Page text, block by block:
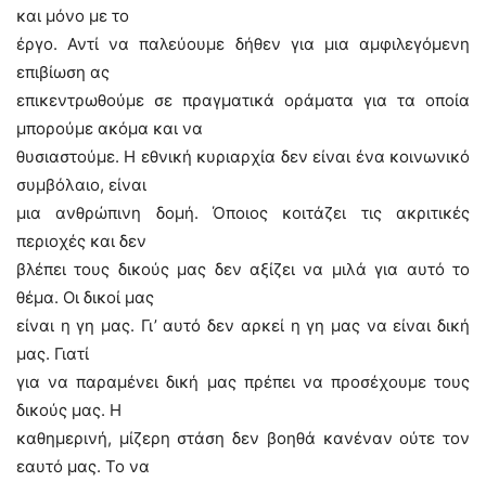
και μόνο με το
έργο. Αντί να παλεύουμε δήθεν για μια αμφιλεγόμενη
επιβίωση ας
επικεντρωθούμε σε πραγματικά οράματα για τα οποία
μπορούμε ακόμα και να
θυσιαστούμε. Η εθνική κυριαρχία δεν είναι ένα κοινωνικό
συμβόλαιο, είναι
μια ανθρώπινη δομή. Όποιος κοιτάζει τις ακριτικές
περιοχές και δεν
βλέπει τους δικούς μας δεν αξίζει να μιλά για αυτό το
θέμα. Οι δικοί μας
είναι η γη μας. Γι’ αυτό δεν αρκεί η γη μας να είναι δική
μας. Γιατί
για να παραμένει δική μας πρέπει να προσέχουμε τους
δικούς μας. Η
καθημερινή, μίζερη στάση δεν βοηθά κανέναν ούτε τον
εαυτό μας. Το να